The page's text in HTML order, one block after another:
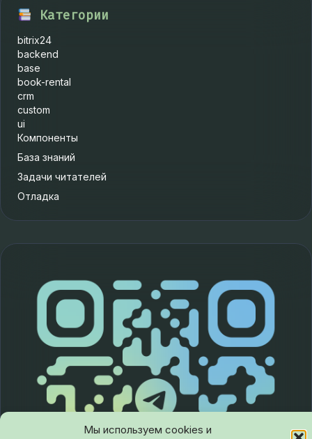
Мы используем cookies и
Категории
bitrix24
backend
base
book-rental
crm
custom
ui
Компоненты
База знаний
Задачи читателей
Отладка